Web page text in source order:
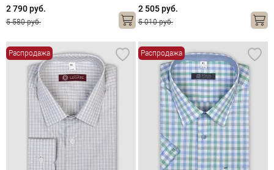
2 790 руб.
5 580 руб.
2 505 руб.
5 010 руб.
Распродажа Распродажа